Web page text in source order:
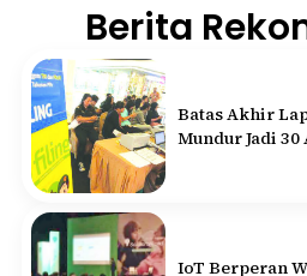
Berita
Batas Akhir
Mundur Jadi
IoT Berperan